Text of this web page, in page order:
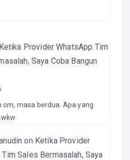
Ketika Provider WhatsApp Tim
Saya Coba Bangun
om, masa berdua. Apa yang
on Ketika Provider
Sales Bermasalah, Saya